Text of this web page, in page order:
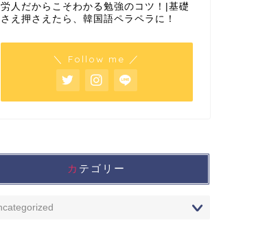
労人だからこそわかる勉強のコツ！|基礎
さえ押さえたら、韓国語ペラペラに！
＼ Follow me ／
カテゴリー